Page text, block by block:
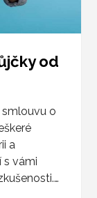
od
o
a
s vámi